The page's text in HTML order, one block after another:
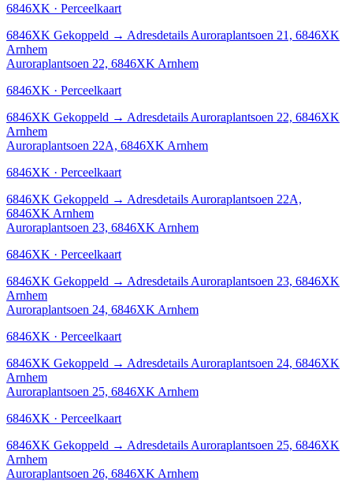
6846XK · Perceelkaart
6846XK Gekoppeld → Adresdetails Auroraplantsoen 21, 6846XK
Arnhem
Auroraplantsoen 22, 6846XK Arnhem
6846XK · Perceelkaart
6846XK Gekoppeld → Adresdetails Auroraplantsoen 22, 6846XK
Arnhem
Auroraplantsoen 22A, 6846XK Arnhem
6846XK · Perceelkaart
6846XK Gekoppeld → Adresdetails Auroraplantsoen 22A,
6846XK Arnhem
Auroraplantsoen 23, 6846XK Arnhem
6846XK · Perceelkaart
6846XK Gekoppeld → Adresdetails Auroraplantsoen 23, 6846XK
Arnhem
Auroraplantsoen 24, 6846XK Arnhem
6846XK · Perceelkaart
6846XK Gekoppeld → Adresdetails Auroraplantsoen 24, 6846XK
Arnhem
Auroraplantsoen 25, 6846XK Arnhem
6846XK · Perceelkaart
6846XK Gekoppeld → Adresdetails Auroraplantsoen 25, 6846XK
Arnhem
Auroraplantsoen 26, 6846XK Arnhem